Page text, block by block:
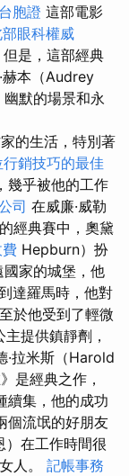
胞證 這部電影
眼科權威
但是，這部經典
赫本（Audrey
默的場景和永
的生活，特別著
銷技巧的最佳
幾乎被他的工作
司 在威廉·威勒
經典賽中，奧黛
Hepburn）扮
家的城堡，他
達羅馬時，他對
於他受到了輕微
提供鎮靜劑，
·拉米斯（Harold
是經典之作，
續集，他的成功
個流氓的好朋友
）在工作時間很
人。 記帳事務